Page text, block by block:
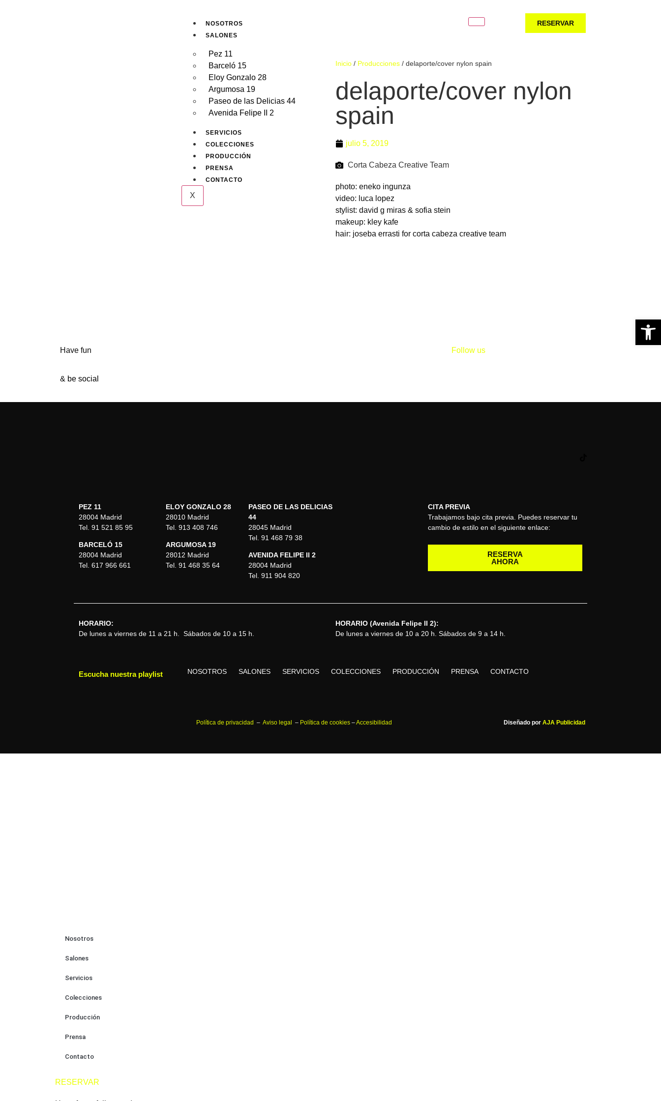
NOSOTROS
SALONES
Pez 11
Barceló 15
Eloy Gonzalo 28
Argumosa 19
Paseo de las Delicias 44
Avenida Felipe II 2
SERVICIOS
COLECCIONES
PRODUCCIÓN
PRENSA
CONTACTO
X
RESERVAR
Inicio / Producciones / delaporte/cover nylon spain
delaporte/cover nylon
spain
julio 5, 2019
Corta Cabeza Creative Team
photo: eneko ingunza
video: luca lopez
stylist: david g miras & sofia stein
makeup: kley kafe
hair: joseba errasti for corta cabeza creative team
Have fun
& be social
Follow us
PEZ 11
28004 Madrid
Tel. 91 521 85 95
BARCELÓ 15
28004 Madrid
Tel. 617 966 661
ELOY GONZALO 28
28010 Madrid
Tel. 913 408 746
ARGUMOSA 19
28012 Madrid
Tel. 91 468 35 64
PASEO DE LAS DELICIAS
44
28045 Madrid
Tel. 91 468 79 38
AVENIDA FELIPE II 2
28004 Madrid
Tel. 911 904 820
CITA PREVIA
Trabajamos bajo cita previa. Puedes reservar tu
cambio de estilo en el siguiente enlace:
RESERVA
AHORA
HORARIO:
De lunes a viernes de 11 a 21 h. Sábados de 10 a 15 h.
HORARIO (Avenida Felipe II 2):
De lunes a viernes de 10 a 20 h. Sábados de 9 a 14 h.
Escucha nuestra playlist NOSOTROS SALONES SERVICIOS COLECCIONES PRODUCCIÓN PRENSA CONTACTO
Política de privacidad –Aviso legal – Política de cookies –Accesibilidad Diseñado porAJA Publicidad
Nosotros
Salones
Servicios
Colecciones
Producción
Prensa
Contacto
RESERVAR
Abrir